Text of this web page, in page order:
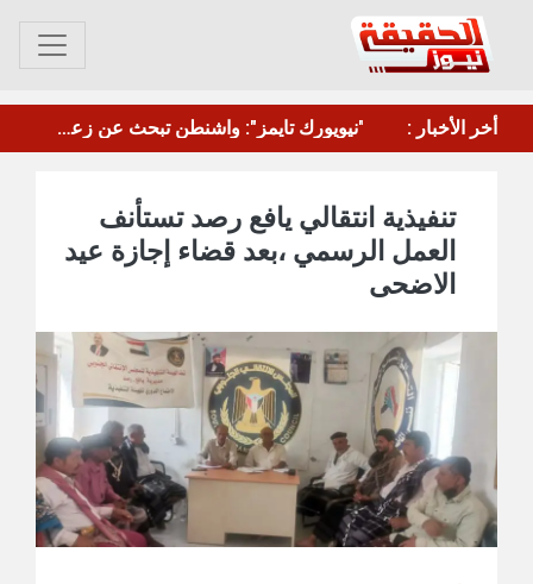
أخر الأخبار : مقتل عنصر من الجيش السوري وإصابة اثنين بهجوم في ريف دير الزور
تنفيذية انتقالي يافع رصد تستأنف
العمل الرسمي ،بعد قضاء إجازة عيد
الاضحى